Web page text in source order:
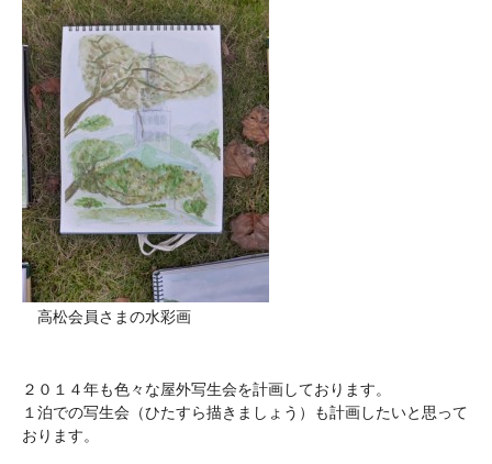
高松会員さまの水彩画
２０１４年も色々な屋外写生会を計画しております。
１泊での写生会（ひたすら描きましょう）も計画したいと思って
おります。